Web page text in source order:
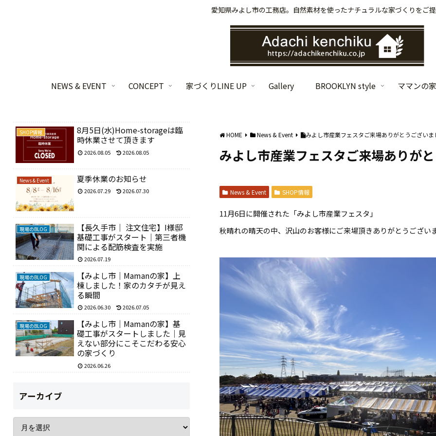
愛知県みよし市の工務店。自然素材を使ったナチュラルな家づくりをご
NEWS & EVENT CONCEPT 家づくりLINE UP Gallery BROOKLYN style ママンの
HOME News & Event みよし市産業フェスタご来場ありがとうございま
みよし市産業フェスタご来場ありが
News & Event SHOP情報
11月6日に開催された「みよし市産業フェスタ」
秋晴れの晴天の中、沢山のお客様にご来場頂きありがとうござい
SHOP情報
8月5日(水)Home-storageは臨
時休業させて頂きます
2026.08.05 2026.08.05
News & Event 夏季休業のお知らせ
2026.07.29 2026.07.30
現場のBLOG
【長久手市｜ 注文住宅】I様邸
基礎工事がスタート｜第三者機
関による配筋検査を実施
2026.07.19
現場のBLOG
【みよし市｜Mamanの家】上
棟しました！家のカタチが見え
る瞬間
2026.06.30 2026.07.05
現場のBLOG
【みよし市｜Mamanの家】基
礎工事がスタートしました｜見
えない部分にこそこだわる安心
の家づくり
2026.06.26
アーカイブ